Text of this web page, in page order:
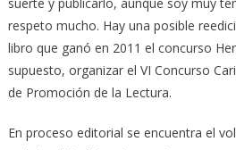
suerte y publicarlo, aunque soy muy
respeto mucho. Hay una posible
libro que ganó en 2011 el concurso
supuesto, organizar el VI Concurso
de Promoción de la Lectura.
En proceso editorial se encuentra el